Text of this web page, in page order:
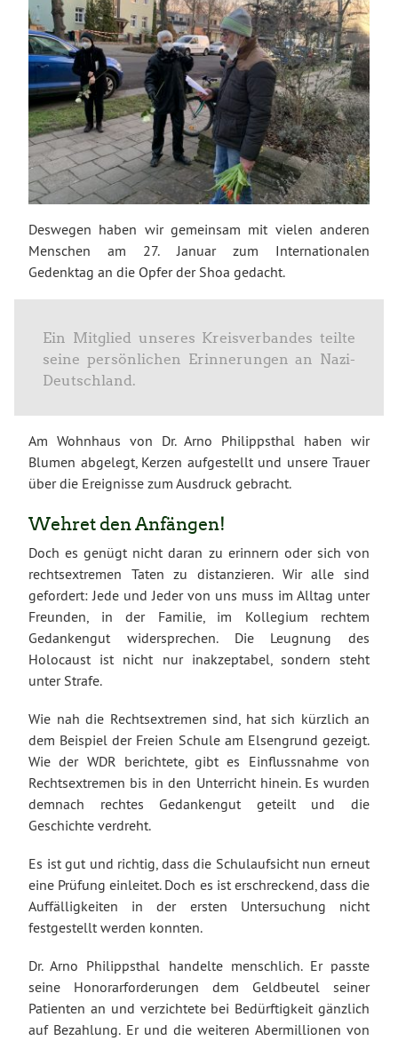
Deswegen haben wir gemeinsam mit vielen anderen
Menschen am 27. Januar zum Internationalen
Gedenktag an die Opfer der Shoa gedacht.
Ein Mitglied unseres Kreisverbandes teilte
seine persönlichen Erinnerungen an Nazi-
Deutschland.
Am Wohnhaus von Dr. Arno Philippsthal haben wir
Blumen abgelegt, Kerzen aufgestellt und unsere Trauer
über die Ereignisse zum Ausdruck gebracht.
Wehret den Anfängen!
Doch es genügt nicht daran zu erinnern oder sich von
rechtsextremen Taten zu distanzieren. Wir alle sind
gefordert: Jede und Jeder von uns muss im Alltag unter
Freunden, in der Familie, im Kollegium rechtem
Gedankengut widersprechen. Die Leugnung des
Holocaust ist nicht nur inakzeptabel, sondern steht
unter Strafe.
Wie nah die Rechtsextremen sind, hat sich kürzlich an
dem Beispiel der Freien Schule am Elsengrund gezeigt.
Wie der WDR berichtete, gibt es Einflussnahme von
Rechtsextremen bis in den Unterricht hinein. Es wurden
demnach rechtes Gedankengut geteilt und die
Geschichte verdreht.
Es ist gut und richtig, dass die Schulaufsicht nun erneut
eine Prüfung einleitet. Doch es ist erschreckend, dass die
Auffälligkeiten in der ersten Untersuchung nicht
festgestellt werden konnten.
Dr. Arno Philippsthal handelte menschlich. Er passte
seine Honorarforderungen dem Geldbeutel seiner
Patienten an und verzichtete bei Bedürftigkeit gänzlich
auf Bezahlung. Er und die weiteren Abermillionen von